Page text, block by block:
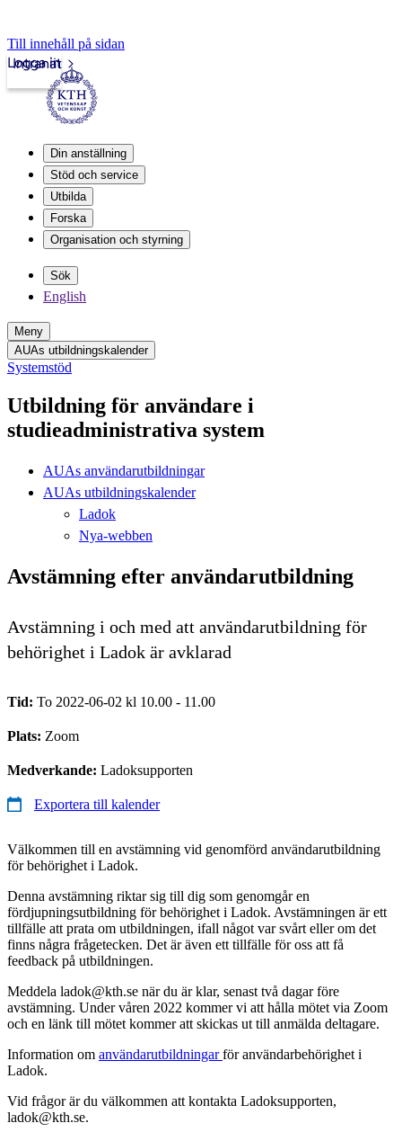
Till innehåll på sidan
Intranät
Logga in
Din anställning
Stöd och service
Utbilda
Forska
Organisation och styrning
Sök
English
Meny
AUAs utbildningskalender
Systemstöd
Utbildning för användare i
studieadministrativa system
AUAs användarutbildningar
AUAs utbildningskalender
Ladok
Nya-webben
Avstämning efter användarutbildning
Avstämning i och med att användarutbildning för
behörighet i Ladok är avklarad
Tid: To 2022-06-02 kl 10.00 - 11.00
Plats: Zoom
Medverkande: Ladoksupporten
Exportera till kalender
Välkommen till en avstämning vid genomförd användarutbildning
för behörighet i Ladok.
Denna avstämning riktar sig till dig som genomgår en
fördjupningsutbildning för behörighet i Ladok. Avstämningen är ett
tillfälle att prata om utbildningen, ifall något var svårt eller om det
finns några frågetecken. Det är även ett tillfälle för oss att få
feedback på utbildningen.
Meddela ladok@kth.se när du är klar, senast två dagar före
avstämning. Under våren 2022 kommer vi att hålla mötet via Zoom
och en länk till mötet kommer att skickas ut till anmälda deltagare.
Information om användarutbildningarför användarbehörighet i
Ladok.
Vid frågor är du välkommen att kontakta Ladoksupporten,
ladok@kth.se.